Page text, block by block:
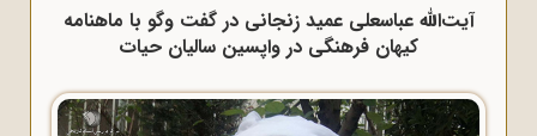
آیت‌الله عباسعلی عمید زنجانی در گفت وگو با ماهنامه
کیهان فرهنگی در واپسین سالیان حیات